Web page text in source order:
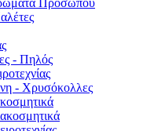
Προσώπου
- Πηλός
- Χρυσόκoλλες